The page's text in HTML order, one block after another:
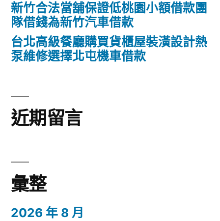
新竹合法當舖保證低桃園小額借款團
隊借錢為新竹汽車借款
台北高級餐廳購買貨櫃屋裝潢設計熱
泵維修選擇北屯機車借款
近期留言
彙整
2026 年 8 月